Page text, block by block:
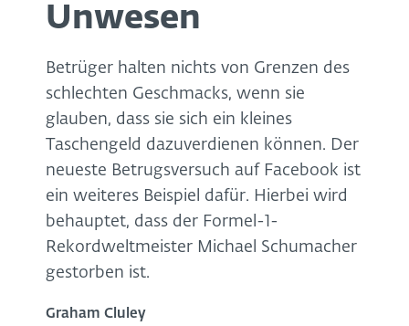
Unwesen
Betrüger halten nichts von Grenzen des
schlechten Geschmacks, wenn sie
glauben, dass sie sich ein kleines
Taschengeld dazuverdienen können. Der
neueste Betrugsversuch auf Facebook ist
ein weiteres Beispiel dafür. Hierbei wird
behauptet, dass der Formel-1-
Rekordweltmeister Michael Schumacher
gestorben ist.
Graham Cluley